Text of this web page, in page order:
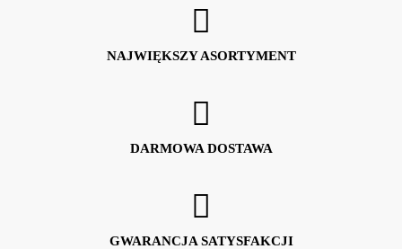
NAJWIĘKSZY ASORTYMENT
DARMOWA DOSTAWA
GWARANCJA SATYSFAKCJI